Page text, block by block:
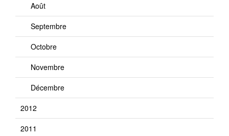
Août
Septembre
Octobre
Novembre
Décembre
2012
2011